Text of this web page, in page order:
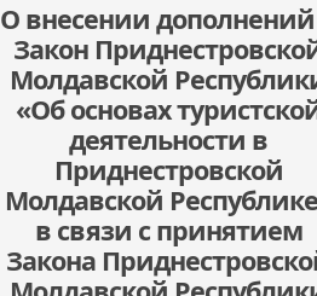
О внесении
Закон
Молдавской
«Об основах
деятельности в
Приднестровской
Молдавской
в связи с принятием
Закона